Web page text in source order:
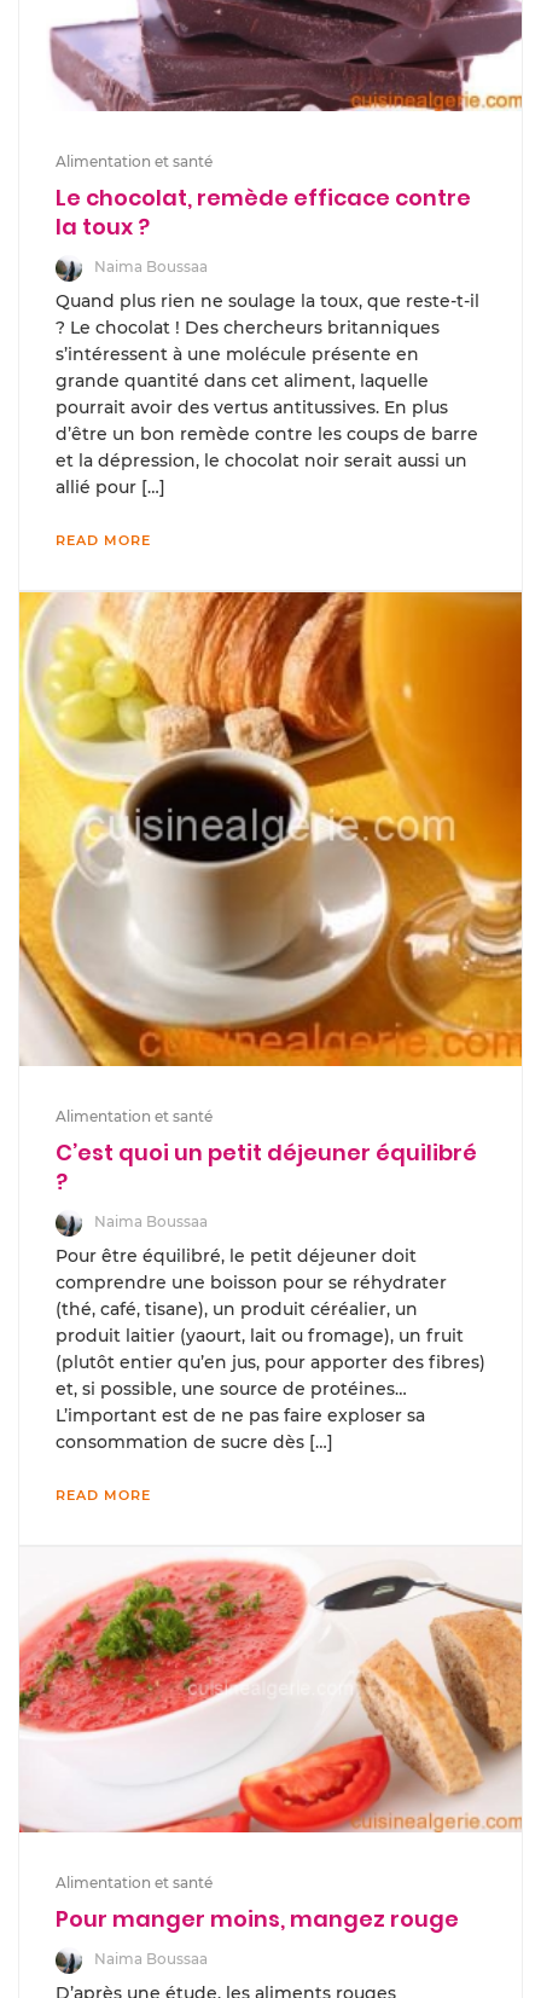
Alimentation et santé
Le chocolat, remède efficace contre
la toux ?
Naima Boussaa
Quand plus rien ne soulage la toux, que reste-t-il
? Le chocolat ! Des chercheurs britanniques
s’intéressent à une molécule présente en
grande quantité dans cet aliment, laquelle
pourrait avoir des vertus antitussives. En plus
d’être un bon remède contre les coups de barre
et la dépression, le chocolat noir serait aussi un
allié pour […]
READ MORE
Alimentation et santé
C’est quoi un petit déjeuner équilibré
?
Naima Boussaa
Pour être équilibré, le petit déjeuner doit
comprendre une boisson pour se réhydrater
(thé, café, tisane), un produit céréalier, un
produit laitier (yaourt, lait ou fromage), un fruit
(plutôt entier qu’en jus, pour apporter des fibres)
et, si possible, une source de protéines…
L’important est de ne pas faire exploser sa
consommation de sucre dès […]
READ MORE
Alimentation et santé
Pour manger moins, mangez rouge
Naima Boussaa
D’après une étude, les aliments rouges